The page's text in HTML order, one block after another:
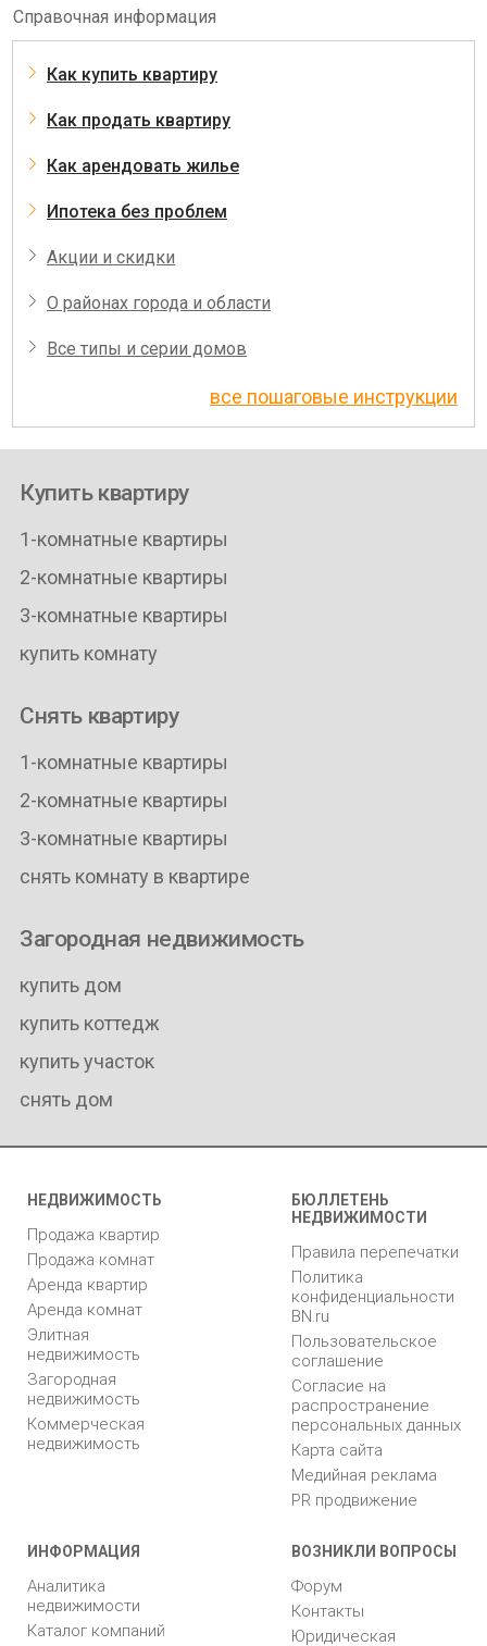
Справочная информация
Как купить квартиру
Как продать квартиру
Как арендовать жилье
Ипотека без проблем
Акции и скидки
О районах города и области
Все типы и серии домов
все пошаговые инструкции
Купить квартиру
1-комнатные квартиры
2-комнатные квартиры
3-комнатные квартиры
купить комнату
Снять квартиру
1-комнатные квартиры
2-комнатные квартиры
3-комнатные квартиры
снять комнату в квартире
Загородная недвижимость
купить дом
купить коттедж
купить участок
снять дом
НЕДВИЖИМОСТЬ
Продажа квартир
Продажа комнат
Аренда квартир
Аренда комнат
Элитная
недвижимость
Загородная
недвижимость
Коммерческая
недвижимость
БЮЛЛЕТЕНЬ
НЕДВИЖИМОСТИ
Правила перепечатки
Политика
конфиденциальности
BN.ru
Пользовательское
соглашение
Согласие на
распространение
персональных данных
Карта сайта
Медийная реклама
PR продвижение
ИНФОРМАЦИЯ
Аналитика
недвижимости
Каталог компаний
ВОЗНИКЛИ ВОПРОСЫ
Форум
Контакты
Юридическая